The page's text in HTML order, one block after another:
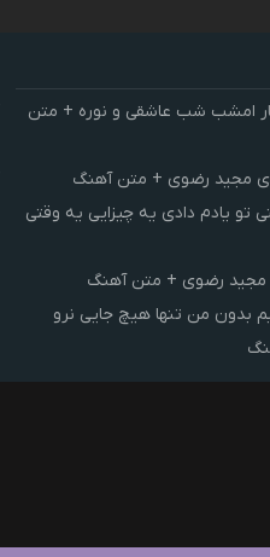
امشب شب عاشقی و نوره + متن
مجید رضوی + متن آهنگ
تو یادم دادی یه چیزایی یه وقتی
مجید رضوی + متن آهنگ
بدون من تنها هیچ جایی نرو